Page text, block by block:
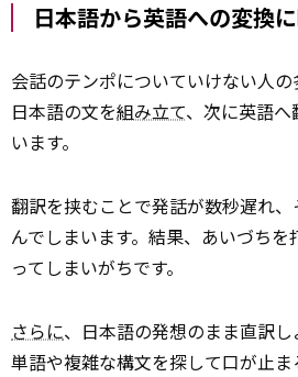
日本語から英語への変換
会話のテンポについていけない人
日本語の文を組み立て、次に英語
います。
翻訳を挟むことで発話が数秒遅れ
んでしまいます。結果、あいづちを
ってしまいがちです。
さらに、日本語の発想のまま直訳
単語や複雑な構文を探して口が止ま